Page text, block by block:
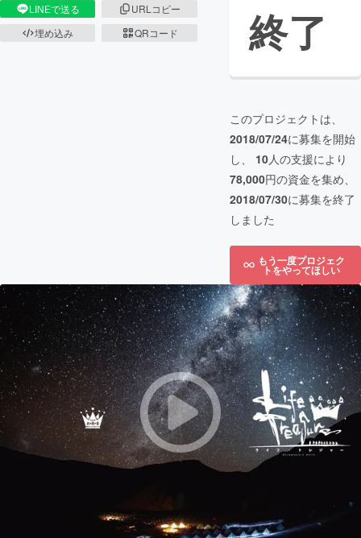
LINEで送る
URLコピー
埋め込み
QRコード 終了
このプロジェクトは、
2018/07/24に募集を開始
し、 10人の支援により
78,000円の資金を集め、
2018/07/30に募集を終了
しました
もう一度プロジェク
トをやってほしい